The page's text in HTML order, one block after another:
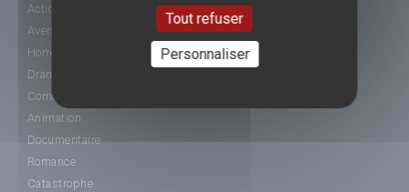
Action
Aventure
Horreur
Drame
Comédie
Animation
Documentaire
Romance
Catastrophe
Tout refuser
Personnaliser